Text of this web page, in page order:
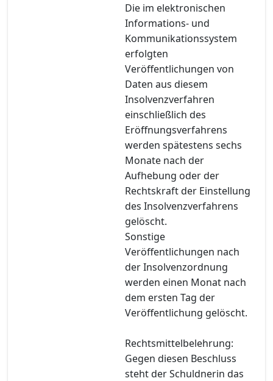
Die im elektronischen
Informations- und
Kommunikationssystem
erfolgten
Veröffentlichungen von
Daten aus diesem
Insolvenzverfahren
einschließlich des
Eröffnungsverfahrens
werden spätestens sechs
Monate nach der
Aufhebung oder der
Rechtskraft der Einstellung
des Insolvenzverfahrens
gelöscht.
Sonstige
Veröffentlichungen nach
der Insolvenzordnung
werden einen Monat nach
dem ersten Tag der
Veröffentlichung gelöscht.
Rechtsmittelbelehrung:
Gegen diesen Beschluss
steht der Schuldnerin das